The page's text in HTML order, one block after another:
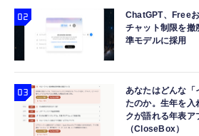
ChatGPT、Free
チャット制限を撤
準モデルに採用
あなたはどんな「
たのか。生年を入
クが語れる年表ア
（CloseBox）